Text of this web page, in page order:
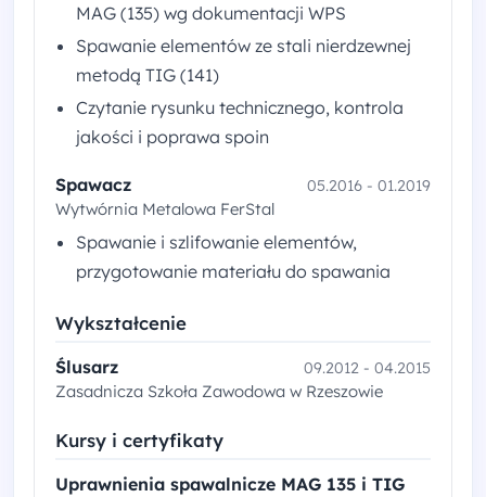
MAG (135) wg dokumentacji WPS
Spawanie elementów ze stali nierdzewnej
metodą TIG (141)
Czytanie rysunku technicznego, kontrola
jakości i poprawa spoin
Spawacz 05.2016 - 01.2019
Wytwórnia Metalowa FerStal
Spawanie i szlifowanie elementów,
przygotowanie materiału do spawania
Wykształcenie
Ślusarz 09.2012 - 04.2015
Zasadnicza Szkoła Zawodowa w Rzeszowie
Kursy i certyfikaty
Uprawnienia spawalnicze MAG 135 i TIG